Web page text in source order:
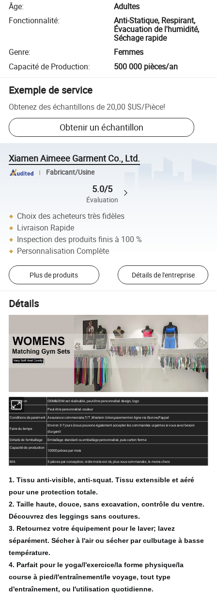
Âge:
Adultes
Fonctionnalité:
Anti-Statique, Respirant,
Évacuation de l'humidité,
Séchage rapide
Genre:
Femmes
Capacité de Production: 500 000 pièces/an
Exemple de service
Obtenez des échantillons de20,00 $US/Pièce!
Obtenir un échantillon
Xiamen Aimeee Garment Co., Ltd.
Fabricant/Usine
5.0/5
Évaluation
Choix des acheteurs très fidèles
Livraison Rapide
Inspection des produits finis à 100 %
Personnalisation Complète
Plus de produits Détails de l'entreprise
Détails
Conception OEM&ODM est réalisable, peut être personnalisé design, logo
Couleur Peut être personnalisé couleur
Conditions de paiement Assurance commerciale,T/T ,Western Union,paiement en ligne via Escrow,Paypal
Faire du temps
Environ 3-7 jours (nous pouvons également accepter les commandes urgentes si vous avez besoin
d'urgentl
Détails de l'emballage
Emballage standard ou emballage personnalisé, puis carton ferme
Capacité de production
10000 pièces par mois
MA 5 pièces par conception, ordre mixte est ok, plus vous commandez, le moins chers
1. Tissu anti-visible, anti-squat. Tissu extensible et aéré
pour une protection totale.
2. Taille haute, douce, sans excavation, contrôle du ventre.
Découvrez des leggings sans coutures.
3. Retournez votre équipement pour le laver; lavez
séparément.Sécher à l'air ou sécher par culbutage à basse
température.
4. Parfait pour le yoga/l'exercice/la forme physique/la
course à pied/l'entraînement/le voyage, tout type
d'entraînement, ou l'utilisation quotidienne.